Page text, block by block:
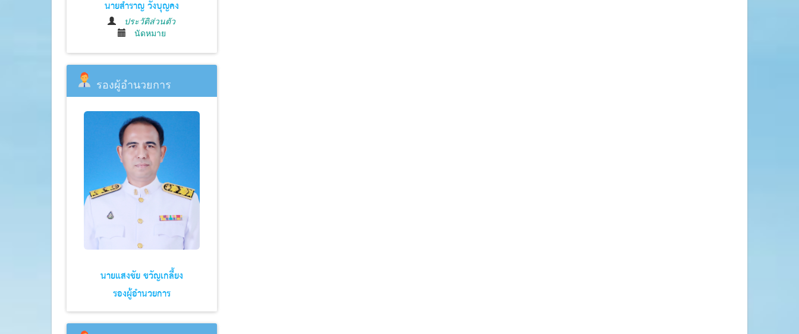
นายสำราญ วังบุญคง
ประวัติส่วนตัว
นัดหมาย
รองผู้อำนวยการ
นายแสงชัย ขวัญเกลี้ยง
รองผู้อำนวยการ